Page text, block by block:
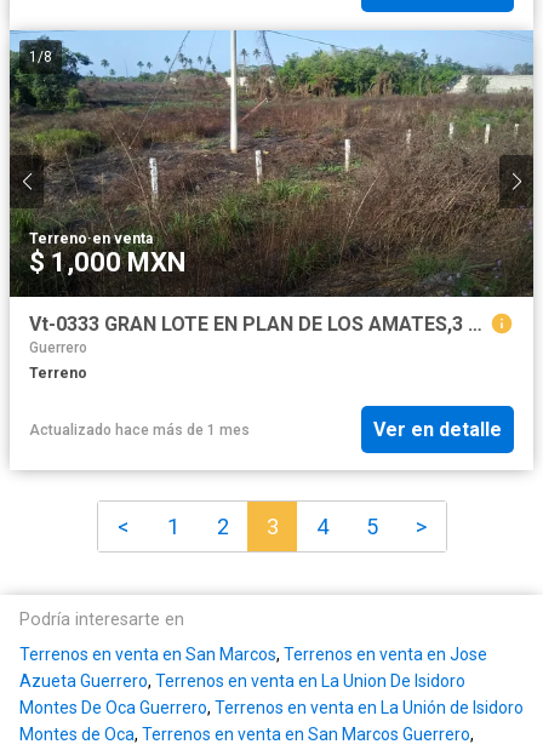
1/8
Terreno·en venta
$ 1,000 MXN
Vt-0333 GRAN LOTE EN PLAN DE LOS AMATES,3 VIDAS, EXCELENTE PRECIO POR M2
Guerrero
Terreno
Actualizado hace más de 1 mes Ver en detalle
< 1 2 3 4 5 >
Podría interesarte en
Terrenos en venta en San Marcos, Terrenos en venta en Jose
Azueta Guerrero, Terrenos en venta en La Union De Isidoro
Montes De Oca Guerrero, Terrenos en venta en La Unión de Isidoro
Montes de Oca, Terrenos en venta en San Marcos Guerrero,